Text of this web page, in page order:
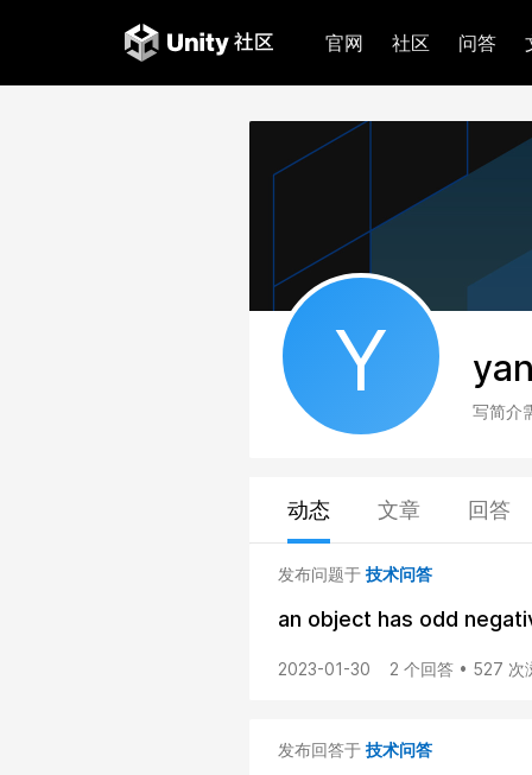
官网 社区 问答
Y
写简介
动态 文章 回答
发布问题于 技术问答
an object has odd
2023-01-30 2 个回答 • 527 次
发布回答于 技术问答